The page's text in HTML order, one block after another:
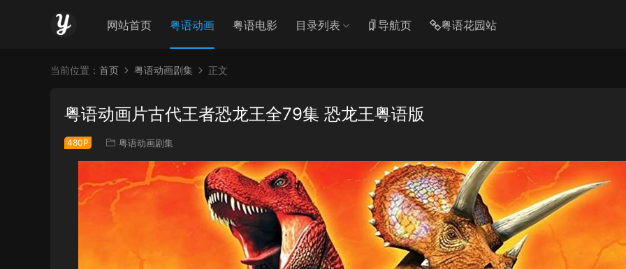
网站首页 粤语动画 粤语电影 目录列表 导航页 粤语花园站
当前位置： 首页 粤语动画剧集 正文
粤语动画片古代王者恐龙王全79集 恐龙王粤语版
480P 粤语动画剧集